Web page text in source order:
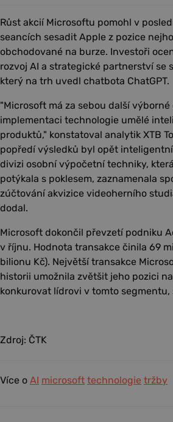
Růst akcií Microsoftu pomohl v
seancích sesadit Apple z pozice
obchodované na burze. Investoři
rozvoj AI a strategické partnerství se
který na trh uvedl chatbota ChatGPT.
"Microsoft má za sebou další
implementaci technologie umělé
produktů," konstatoval analytik XTB
popředí výsledků byl opět
divizi osobní výpočetní techniky,
potýkala s poklesem, zaznamenala
zúčtování akvizice videoherního
dodal.
Microsoft dokončil převzetí podniku
v říjnu. Hodnota transakce činila 69
bilionu Kč). Největší transakce
historii umožnila zvětšit jeho pozici
konkurovat lídrovi v tomto segmentu,
Zdroj: ČTK
Více o AI microsoft technologie tržby